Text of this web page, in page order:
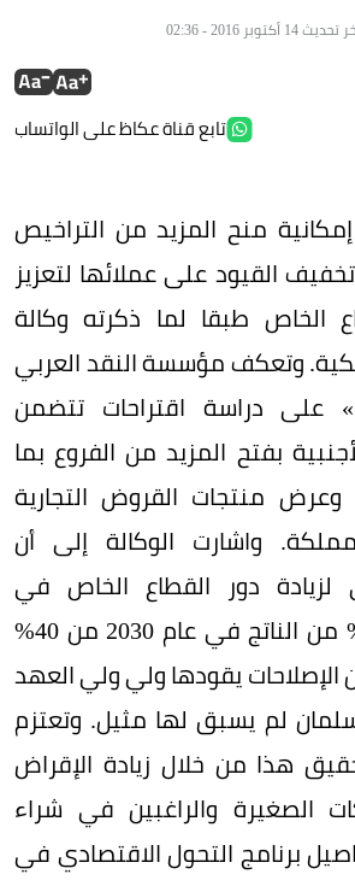
تابع قناة عكاظ على الواتساب
منح المزيد من التراخيص
القيود على عملائها لتعزيز
الخاص طبقا لما ذكرته وكالة
وتعكف مؤسسة النقد العربي
على دراسة اقتراحات تتضمن
بفتح المزيد من الفروع بما
منتجات القروض التجارية
واشارت الوكالة إلى أن
دور القطاع الخاص في
الاقتصاد إلى 65% من الناتج في عام 2030 من 40%
يقودها ولي ولي العهد
لم يسبق لها مثيل. وتعتزم
هذا من خلال زيادة الإقراض
الصغيرة والراغبين في شراء
برنامج التحول الاقتصادي في